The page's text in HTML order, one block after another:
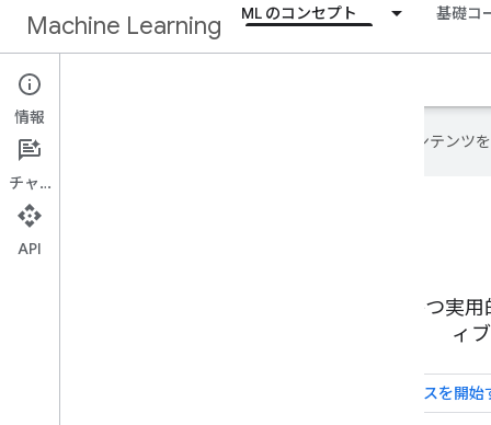
Machine Learning ML のコンセプト 基礎コ
Google は AI 技術を使用して、コンテンツ
機械学習を簡潔かつ実
ィ
クラッシュ コースを開始
情報
チャット
API